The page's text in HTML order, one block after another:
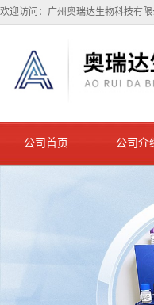
欢迎访问：广州奥瑞达生物科技有限
公司首页 公司介